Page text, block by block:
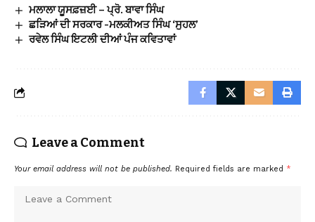
ਮਲਾਲਾ ਯੂਸਫ਼ਜ਼ਈ – ਪ੍ਰੋ. ਬਾਵਾ ਸਿੰਘ
ਛੜਿਆਂ ਦੀ ਸਰਕਾਰ -ਮਲਕੀਅਤ ਸਿੰਘ ‘ਸੁਹਲ’
ਰਵੇਲ ਸਿੰਘ ਇਟਲੀ ਦੀਆਂ ਪੰਜ ਕਵਿਤਾਵਾਂ
Leave a Comment
Your email address will not be published. Required fields are marked *